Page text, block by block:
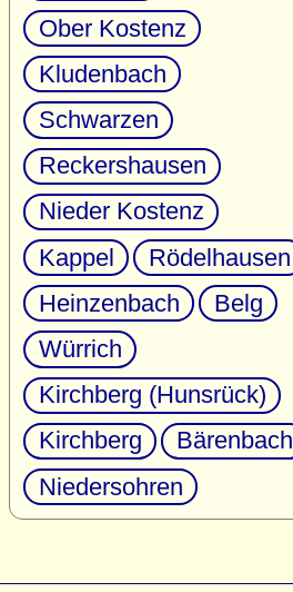
Ober Kostenz
Kludenbach
Schwarzen
Reckershausen
Nieder Kostenz
Kappel
Rödelhausen
Heinzenbach
Belg
Würrich
Kirchberg (Hunsrück)
Kirchberg
Bärenbach
Niedersohren